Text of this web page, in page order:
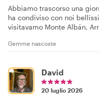
Abbiamo trascorso una
ha condiviso con noi
visitavamo Monte Albán,
Gemme nascoste
David
20 luglio 2026